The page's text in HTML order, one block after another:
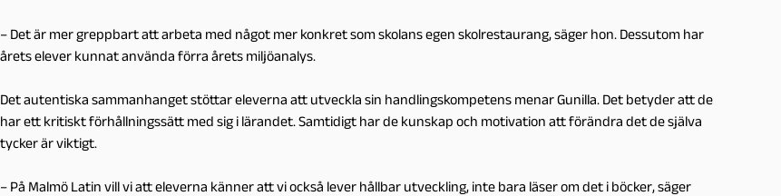
– Det är mer greppbart att arbeta med något mer konkret som skolans egen skolrestaurang, säger hon. Dessutom har
årets elever kunnat använda förra årets miljöanalys.
Det autentiska sammanhanget stöttar eleverna att utveckla sin handlingskompetens menar Gunilla. Det betyder att de
har ett kritiskt förhållningssätt med sig i lärandet. Samtidigt har de kunskap och motivation att förändra det de själva
tycker är viktigt.
– På Malmö Latin vill vi att eleverna känner att vi också lever hållbar utveckling, inte bara läser om det i böcker, säger